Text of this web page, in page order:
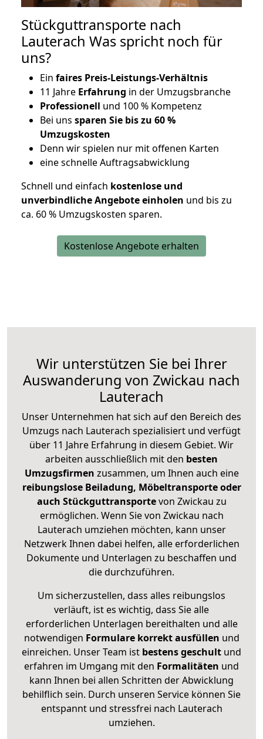
Stückguttransporte nach
Lauterach Was spricht noch für
uns?
Ein faires Preis-Leistungs-Verhältnis
11 Jahre Erfahrung in der Umzugsbranche
Professionell und 100 % Kompetenz
Bei uns sparen Sie bis zu 60 %
Umzugskosten
Denn wir spielen nur mit offenen Karten
eine schnelle Auftragsabwicklung
Schnell und einfach kostenlose und
unverbindliche Angebote einholen und bis zu
ca. 60 % Umzugskosten sparen.
Kostenlose Angebote erhalten
Wir unterstützen Sie bei Ihrer
Auswanderung von Zwickau nach
Lauterach
Unser Unternehmen hat sich auf den Bereich des
Umzugs nach Lauterach spezialisiert und verfügt
über 11 Jahre Erfahrung in diesem Gebiet. Wir
arbeiten ausschließlich mit den besten
Umzugsfirmen zusammen, um Ihnen auch eine
reibungslose Beiladung, Möbeltransporte oder
auch Stückguttransportevon Zwickau zu
ermöglichen. Wenn Sie von Zwickau nach
Lauterach umziehen möchten, kann unser
Netzwerk Ihnen dabei helfen, alle erforderlichen
Dokumente und Unterlagen zu beschaffen und
die durchzuführen.
Um sicherzustellen, dass alles reibungslos
verläuft, ist es wichtig, dass Sie alle
erforderlichen Unterlagen bereithalten und alle
notwendigen Formulare korrekt ausfüllen und
einreichen. Unser Team ist bestens geschult und
erfahren im Umgang mit den Formalitäten und
kann Ihnen bei allen Schritten der Abwicklung
behilflich sein. Durch unseren Service können Sie
entspannt und stressfrei nach Lauterach
umziehen.